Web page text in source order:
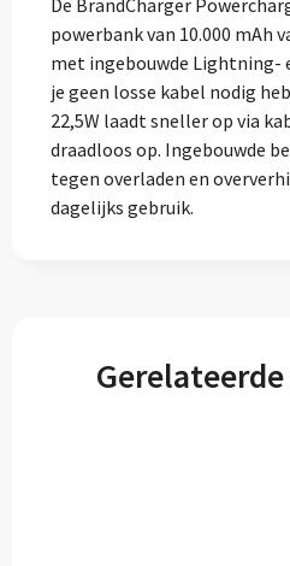
De BrandCharger
powerbank van 10.000 mAh
met ingebouwde Lightning-
je geen losse kabel nodig
22,5W laadt sneller op via
draadloos op. Ingebouwde
tegen overladen en
dagelijks gebruik.